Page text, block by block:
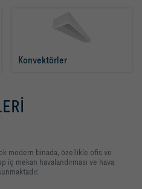
Konvektörler
modern binada, özellikle ofis ve
iç mekan havalandırması ve hava